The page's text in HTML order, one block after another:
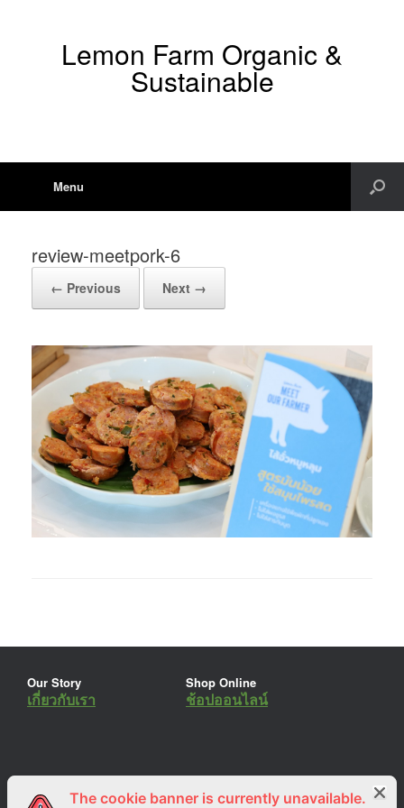
Lemon Farm Organic &
Sustainable
Menu
review-meetpork-6
← Previous Next →
Our Story
เกี่ยวกับเรา
Shop Online
ช้อปออนไลน์
ร่วมงานกับเรา Lemon Farm Cafe
The cookie banner is currently unavailable.